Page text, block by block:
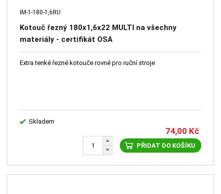
IM-1-180-1,6RU
Kotouč řezný 180x1,6x22 MULTI na všechny
materiály - certifikát OSA
Extra tenké řezné kotouče rovné pro ruční stroje
Skladem
74,00 Kč
PŘIDAT DO KOŠÍKU